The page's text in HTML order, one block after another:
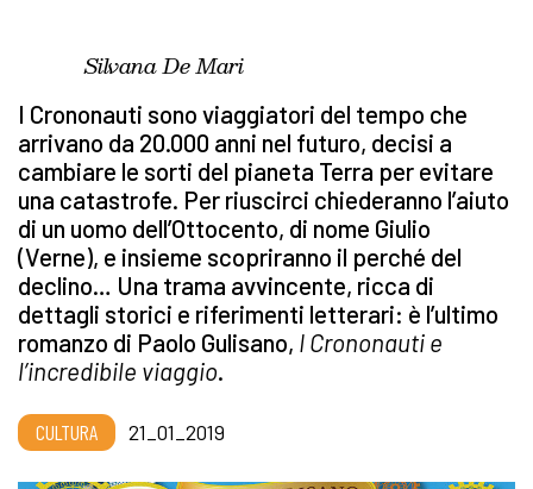
Silvana De Mari
I Crononauti sono viaggiatori del tempo che
arrivano da 20.000 anni nel futuro, decisi a
cambiare le sorti del pianeta Terra per evitare
una catastrofe. Per riuscirci chiederanno l’aiuto
di un uomo dell’Ottocento, di nome Giulio
(Verne), e insieme scopriranno il perché del
declino… Una trama avvincente, ricca di
dettagli storici e riferimenti letterari: è l’ultimo
romanzo di Paolo Gulisano, I Crononauti e
l’incredibile viaggio.
CULTURA 21_01_2019